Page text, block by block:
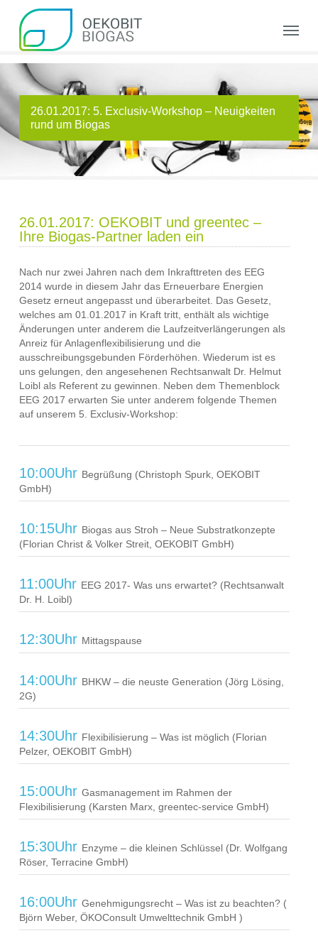
main
content
Menu
26.01.2017: 5. Exclusiv-Workshop – Neuigkeiten
rund um Biogas
26.01.2017: OEKOBIT und greentec –
Ihre Biogas-Partner laden ein
Nach nur zwei Jahren nach dem Inkrafttreten des EEG
2014 wurde in diesem Jahr das Erneuerbare Energien
Gesetz erneut angepasst und überarbeitet. Das Gesetz,
welches am 01.01.2017 in Kraft tritt, enthält als wichtige
Änderungen unter anderem die Laufzeitverlängerungen als
Anreiz für Anlagenflexibilisierung und die
ausschreibungsgebunden Förderhöhen. Wiederum ist es
uns gelungen, den angesehenen Rechtsanwalt Dr. Helmut
Loibl als Referent zu gewinnen. Neben dem Themenblock
EEG 2017 erwarten Sie unter anderem folgende Themen
auf unserem 5. Exclusiv-Workshop:
10:00Uhr Begrüßung (Christoph Spurk, OEKOBIT
GmbH)
10:15Uhr Biogas aus Stroh – Neue Substratkonzepte
(Florian Christ & Volker Streit, OEKOBIT GmbH)
11:00Uhr EEG 2017- Was uns erwartet? (Rechtsanwalt
Dr. H. Loibl)
12:30Uhr Mittagspause
14:00Uhr BHKW – die neuste Generation (Jörg Lösing,
2G)
14:30Uhr Flexibilisierung – Was ist möglich (Florian
Pelzer, OEKOBIT GmbH)
15:00Uhr Gasmanagement im Rahmen der
Flexibilisierung (Karsten Marx, greentec-service GmbH)
15:30Uhr Enzyme – die kleinen Schlüssel (Dr. Wolfgang
Röser, Terracine GmbH)
16:00Uhr Genehmigungsrecht – Was ist zu beachten? (
Björn Weber, ÖKOConsult Umwelttechnik GmbH )